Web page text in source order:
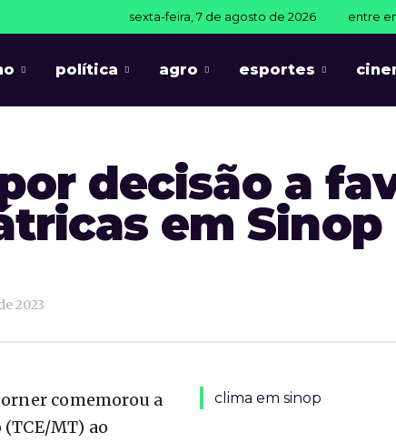
sexta-feira, 7 de agosto de 2026 entre
política agro esportes
decisão a
em Sinop
2023
comemorou a
MT) ao
clima em sinop